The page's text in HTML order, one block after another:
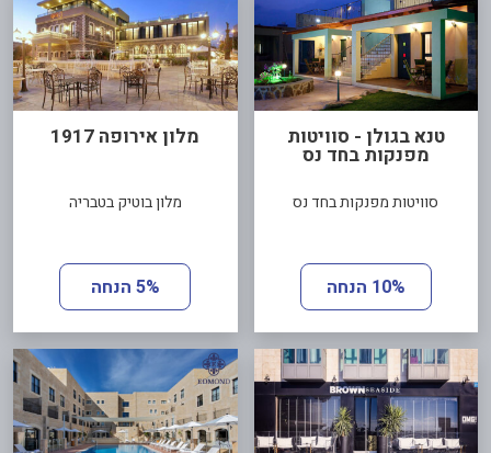
טנא בגולן - סוויטות
מפנקות בחד נס
סוויטות מפנקות בחד נס
10% הנחה
מלון אירופה 1917
מלון בוטיק בטבריה
5% הנחה